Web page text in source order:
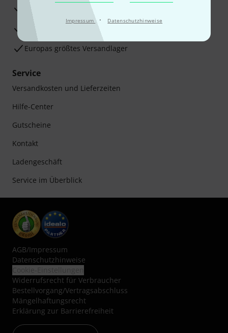
Impressum · Datenschutzhinweise
Beratung durch Fachexperten
Zufriedenheitsgarantie
Europas größtes Versandlager
Service
Versandkosten und Lieferzeiten
Hilfe-Center
Gutscheine
Kontakt
Ladengeschäft
Service im Überblick
AGB/Impressum
Datenschutzhinweise
Widerrufsrecht für Verbraucher
Bestellvorgang/Vertragsabschluss
Mängelhaftungsrecht
Erklärung zur Barrierefreiheit